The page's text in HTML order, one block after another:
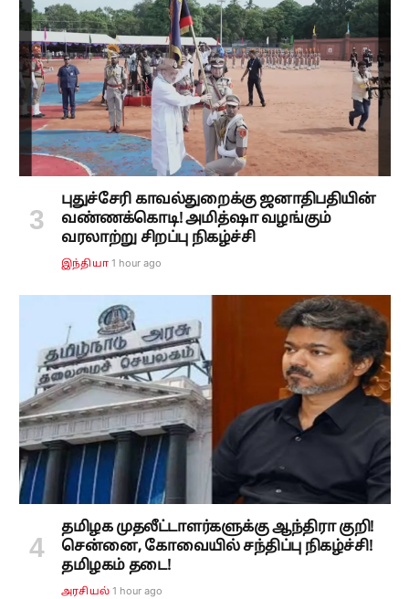
புதுச்சேரி காவல்துறைக்கு ஜனாதிபதியின்
வண்ணக்கொடி! அமித்ஷா வழங்கும்
வரலாற்று சிறப்பு நிகழ்ச்சி
இந்தியா 1 hour ago
தமிழக முதலீட்டாளர்களுக்கு ஆந்திரா குறி!
சென்னை, கோவையில் சந்திப்பு நிகழ்ச்சி!
தமிழகம் தடை!
அரசியல் 1 hour ago